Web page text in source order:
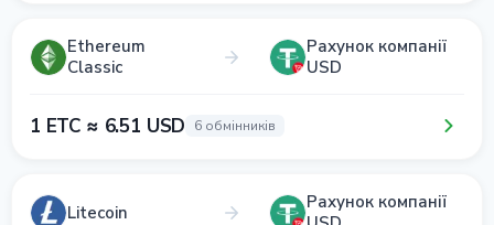
Ethereum
Classic
Рахунок компанії
USD
1 ETC ≈ 6.51 USD 6 обмінників
Litecoin
Рахунок компанії